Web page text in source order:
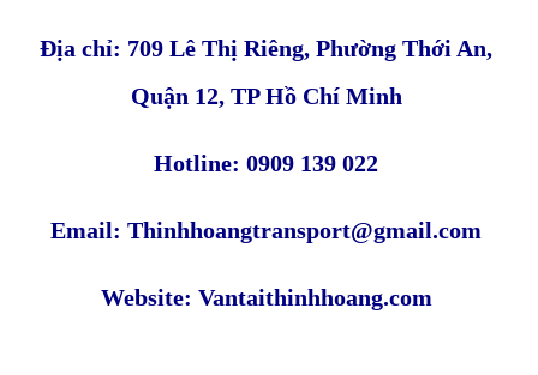
Địa chỉ: 709 Lê Thị Riêng, Phường Thới An,
Quận 12, TP Hồ Chí Minh
Hotline: 0909 139 022
Email: Thinhhoangtransport@gmail.com
Website: Vantaithinhhoang.com